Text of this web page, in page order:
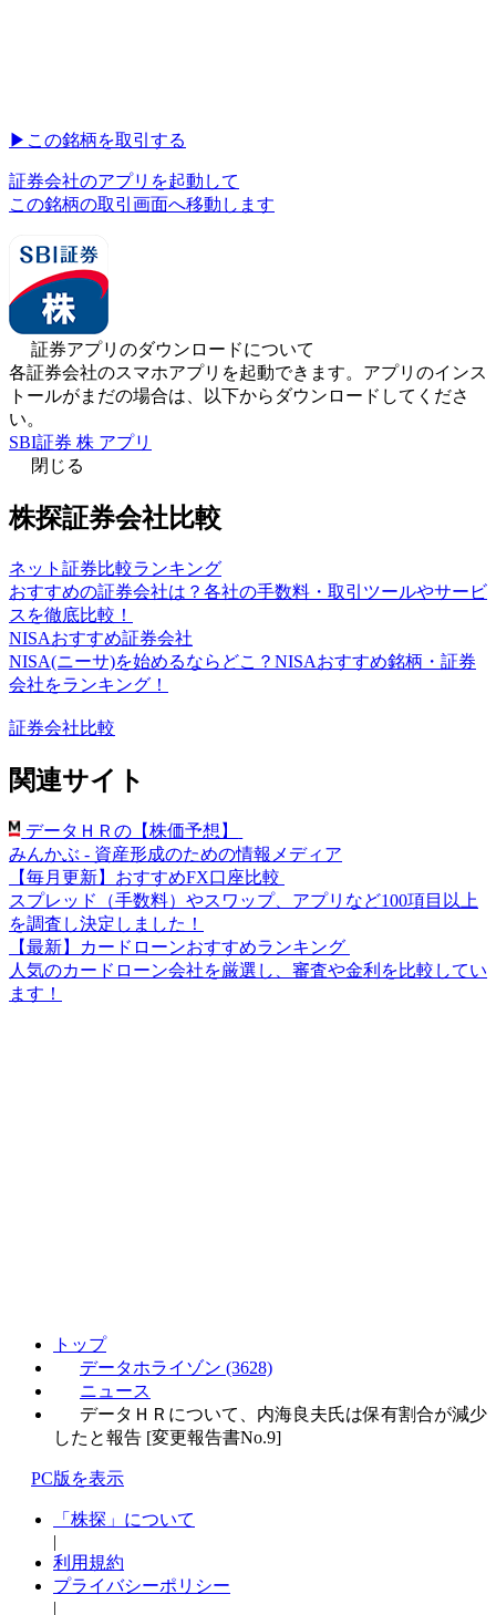
▶︎ この銘柄を取引する
証券会社のアプリを起動して
この銘柄の取引画面へ移動します
証券アプリのダウンロードについて
各証券会社のスマホアプリを起動できます。アプリのインス
トールがまだの場合は、以下からダウンロードしてくださ
い。
SBI証券 株 アプリ
閉じる
株探証券会社比較
ネット証券比較ランキング
おすすめの証券会社は？各社の手数料・取引ツールやサービ
スを徹底比較！
NISAおすすめ証券会社
NISA(ニーサ)を始めるならどこ？NISAおすすめ銘柄・証券
会社をランキング！
証券会社比較
関連サイト
データＨＲの【株価予想】
みんかぶ - 資産形成のための情報メディア
【毎月更新】おすすめFX口座比較
スプレッド（手数料）やスワップ、アプリなど100項目以上
を調査し決定しました！
【最新】カードローンおすすめランキング
人気のカードローン会社を厳選し、審査や金利を比較してい
ます！
トップ
データホライゾン (3628)
ニュース
データＨＲについて、内海良夫氏は保有割合が減少
したと報告 [変更報告書No.9]
PC版を表示
「株探」について
|
利用規約
プライバシーポリシー
|